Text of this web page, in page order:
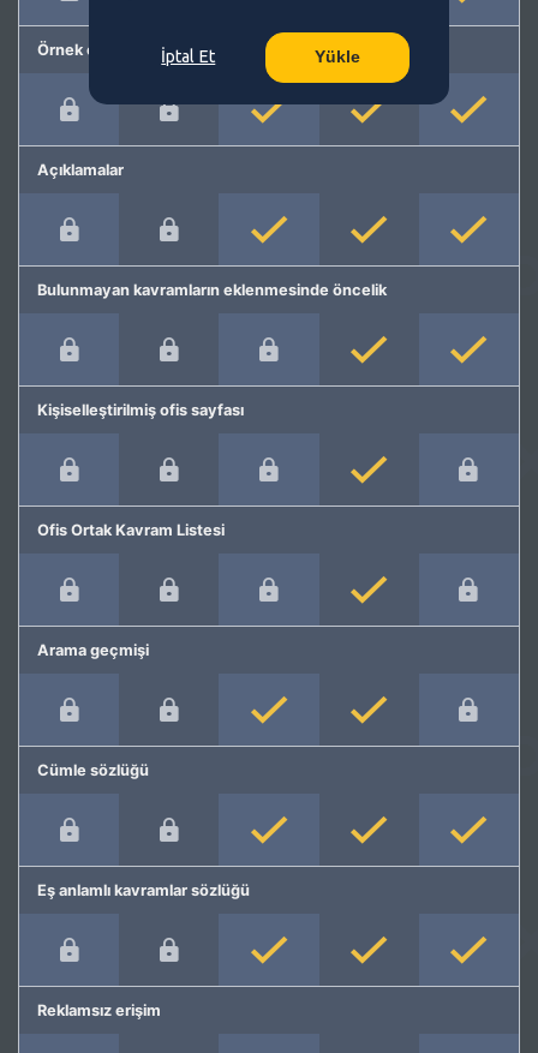
Örnek cümleler
Açıklamalar
Bulunmayan kavramların eklenmesinde öncelik
Kişiselleştirilmiş ofis sayfası
Ofis Ortak Kavram Listesi
Arama geçmişi
Cümle sözlüğü
Eş anlamlı kavramlar sözlüğü
Reklamsız erişim
İptal Et Yükle